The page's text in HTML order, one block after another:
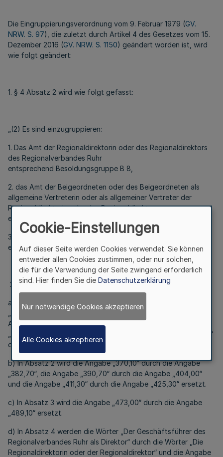
Die Eingruppierungsverordnung vom 9. Februar 1979 (GV.
NRW. S. 97), die zuletzt durch Artikel 4 des Gesetzes vom 15.
Dezember 2016 (GV. NRW. S. 1150) geändert worden ist, wird
wie folgt geändert:
1. § 4 Absatz 2 wird wie folgt gefasst:
„(2) Es sind einzugruppieren:
1. Das Amt der Regionaldirektorin oder des Regionaldirektors
des Regionalverbandes Ruhr
entsprechend Besoldungsgruppe B 8,
2. das Amt der Beigeordneten oder des Beigeordneten als
allgemeine Vertreterin oder als allgemeiner Vertreter der
Regionaldirektorin oder des Regionaldirektors
entsprechend Besoldungsgruppe B 6,
3. die Ämter der übrigen Beigeordneten
entsprechend Besoldungsgruppe B 5.“
2. § 5 wird wie folgt geändert:
a) In Absatz 1 wird die Angabe „215,90“ durch die Angabe
„223,20“, die Angabe „308,50“ durch die Angabe „319,00“, die
Angabe „411,30“ durch die Angabe „425,30“, die Angabe
„473,00“ durch die Angabe „489,10“ und die Angabe „524,40“
durch die Angabe „542,20“ ersetzt.
b) In Absatz 2 wird die Angabe „370,10“ durch die Angabe
„382,70“, die Angabe „390,70“ durch die Angabe „404,00“
und die Angabe „411,30“ durch die Angabe „425,30“ ersetzt.
c) In Absatz 3 wird die Angabe „473,00“ durch die Angabe
„489,10“ ersetzt.
d) In Absatz 4 werden die Wörter „Der Geschäftsführer des
Regionalverbandes Ruhr als Direktor“ durch die Wörter „Die
Regionaldirektorin oder der Regionaldirektor“ und die Angabe
Cookie-Einstellungen
Auf dieser Seite werden Cookies verwendet. Sie können
entweder allen Cookies zustimmen, oder nur solchen,
die für die Verwendung der Seite zwingend erforderlich
sind. Hier finden Sie die Datenschutzerklärung
Nur notwendige Cookies akzeptieren
Alle Cookies akzeptieren